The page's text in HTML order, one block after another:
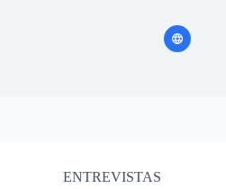
ENTREVISTAS